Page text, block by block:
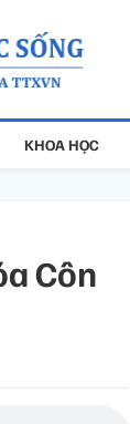
KHOA HỌC
Côn